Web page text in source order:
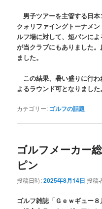
男子ツアーを主管する日
クォリファイングトーナメ
ルフ場に対して、短パンに
が当クラブにもありました
ました。
この結果、暑い盛りに行
よるラウンド可となりました。
カテゴリー: ゴルフの話題
ゴルフメーカー
ピン
投稿日時:2025年8月14日 投稿
ゴルフ雑誌「Ｇｅｗギュー